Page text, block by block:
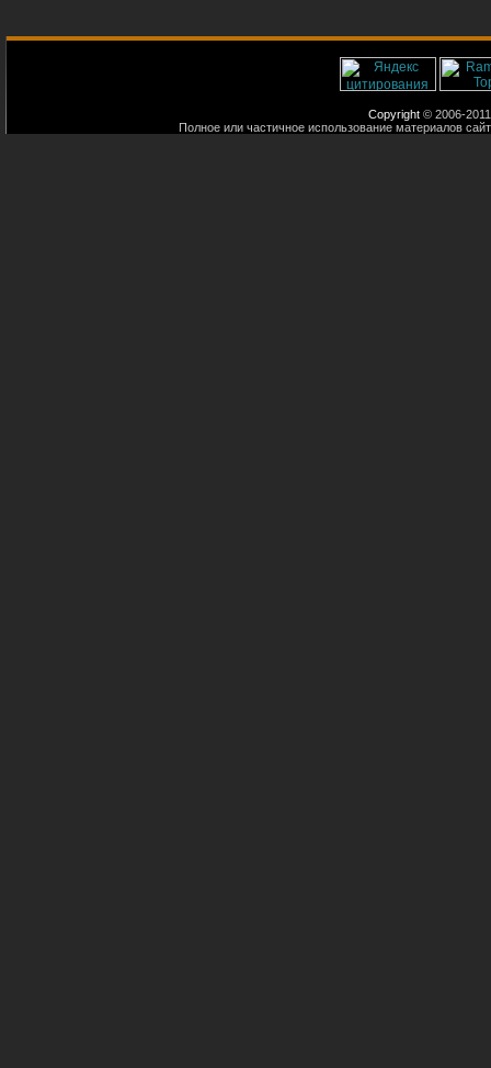
Copyright © 2006-
Полное или частичное использование материалов